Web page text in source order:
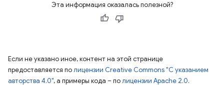
Эта информация оказалась полезной?
Если не указано иное, контент на этой странице
предоставляется полицензии Creative Commons "С указанием
авторства 4.0", а примеры кода – полицензии Apache 2.0.